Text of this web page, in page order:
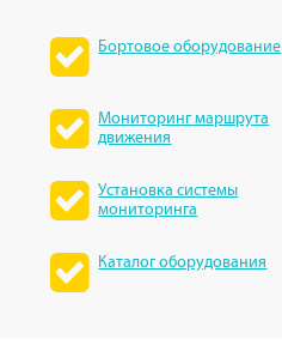
Бортовое оборудование
Мониторинг маршрута
движения
Установка системы
мониторинга
Каталог оборудования